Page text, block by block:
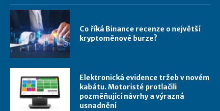
Co říká Binance recenze o největší
kryptoměnové burze?
Elektronická evidence tržeb v novém
kabátu. Motoristé protlačili
pozměňující návrhy a výrazná
usnadnění